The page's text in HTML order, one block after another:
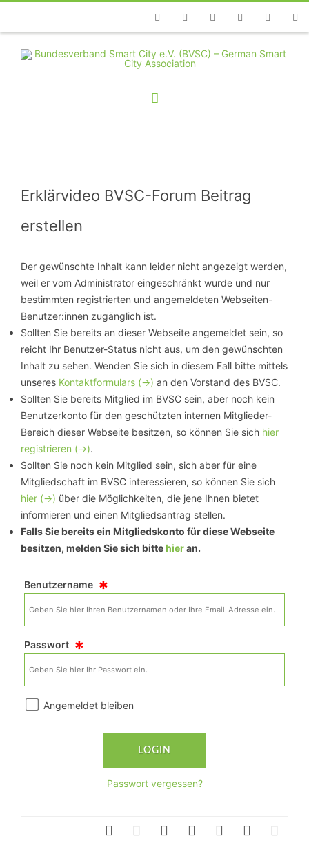
TelefonFacebookTwitterYoutubeInstagramLinkedin
Erklärvideo BVSC-Forum Beitrag
erstellen
Der gewünschte Inhalt kann leider nicht angezeigt werden,
weil er vom Administrator eingeschränkt wurde und nur
bestimmten registrierten und angemeldeten Webseiten-
Benutzer:innen zugänglich ist.
Sollten Sie bereits an dieser Webseite angemeldet sein, so
reicht Ihr Benutzer-Status nicht aus, um den gewünschten
Inhalt zu sehen. Wenden Sie sich in diesem Fall bitte mittels
unseres Kontaktformulars (->) an den Vorstand des BVSC.
Sollten Sie bereits Mitglied im BVSC sein, aber noch kein
Benutzerkonto für den geschützten internen Mitglieder-
Bereich dieser Webseite besitzen, so können Sie sich hier
registrieren (->).
Sollten Sie noch kein Mitglied sein, sich aber für eine
Mitgliedschaft im BVSC interessieren, so können Sie sich
hier (->) über die Möglichkeiten, die jene Ihnen bietet
informieren und einen Mitgliedsantrag stellen.
Falls Sie bereits ein Mitgliedskonto für diese Webseite
besitzen, melden Sie sich bittehieran.
Benutzername*
Passwort*
Angemeldet bleiben
Passwort vergessen?